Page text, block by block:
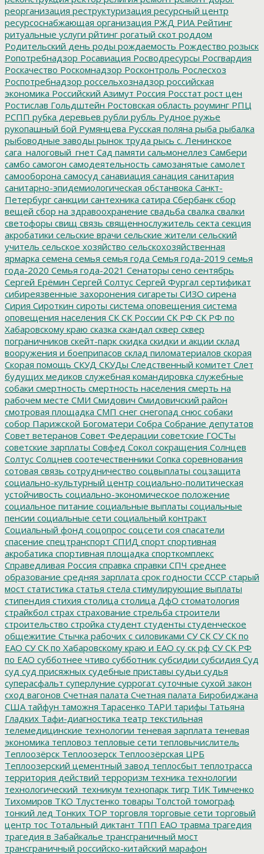
реорганизация реструктуризация ресурсный центр
ресурсоснабжающая организация РЖД РИА Рейтинг
ритуальные услуги рйтинг рогатый скот роддом
Родительский день роды рождаемость Рождество розыск
Ропотребнадзор Росавиация Росводресурсы Росгвардия
Роскачество Роскомнадзор Росконтроль Рослесхоз
Роспотребнадзор россельхознадзор российская
экономика Российский Азимут Россия Росстат рост цен
Ростислав Гольдштейн Ростовская область роуминг РПЦ
РСПП рубка деревьев рубли рубль Рудное ружье
рукопашный бой Румянцева Русская поляна рыба рыбалка
рыбоводные заводы рынок труда рысь с. Ленинское
сага_налоговый_гнет Сад памяти сальмонеллез Самбери
самбо самогон самодеятельность самозанятые самолет
самооборона самосуд санавиация санация санитария
санитарно-эпидемиологическая обстанвока Санкт-
Петербург санкции сантехника сатира Сбербанк сбор
вещей сбор на здравоохранение свадьба свалка свалки
светофоры свищ связь священнослужитель секта секция
акробатики сельские врачи сельские жители сельский
учитель сельское хозяйство сельскохозяйственная
ярмарка семена семья семья года Семья года-2019 семья
года-2020 Семья года-2021 Сенаторы сено сентябрь
Сергей Ерёмин Сергей Солтус Сергей Фургал сертификат
сибиреязвенные захоронения сигареты СИЗО сирена
Сирия Сироткин сироты система оповещения система
оповещения населения СК СК России СК РФ СК РФ по
Хабаровскому краю сказка скандал сквер сквер
пограничников скейт-парк скидка скидки и акции склад
вооружения и боеприпасов склад пиломатериалов скорая
Скорая помощь СКУД СКУДы Следственный комитет Слет
будущих медиков служебная командировка служебные
собаки смертность смертность населения смерть на
рабочем месте СМИ Смидович Смидовичский район
смотровая площадка СМП снег снегопад снюс собаки
собор Парижской Богоматери Собра Собрание депутатов
Совет ветеранов Совет Федерации советские ГОСТы
советские зарплаты Совфед Сокол сокращения Солнцев
Солтус Солцнев соотечественники Сопка соревнования
сотовая связь сотрудничество соцвыплаты соцзащита
социально-культурный центр социально-политическая
устойчивость социально-экономическое положение
социальное питание социальные выплаты социальные
пенсии социальные сети социальный контракт
Социальный фонд соцопрос соцсети соя спасатели
спасение спецтранспорт СПИД спорт спортивная
акробатика спортивная площадка спорткомплекс
Справедливая Россия справка справки СПЧ среднее
образование средняя зарплата срок годности СССР старый
мост статистика статья стела стимулирующие выплаты
стипендия стихия столица столица ДфО стоматология
страйкбол страх страхование стрельба строители
строительство стройка студент студенты студенческое
общежитие Стычка рабочих с силовиками СУ СК СУ СК по
ЕАО СУ СК по Хабаровскому краю и ЕАО су ск рф СУ СК РФ
по ЕАО субботнее чтиво субботник субсидии субсидия Суд
суд суд присяжных судебные приставы судьи судья
суперасфальт суперлуние суррогат суточные сухой закон
сход вагонов Счетная палата Счетная палата Биробиджана
США тайфун таможня Тарасенко ТАРИ тарифы Татьяна
Гладких Тафи-диагностика театр текстильная
телемедицинские технологии теневая зарплата теневая
экономика тепловоз тепловые сети тепловычислитель
Теплоозёрск Теплоозерск Теплоозёрская ЦРБ
Теплоозерский цементный завод теплосбыт теплотрасса
территория действий терроризм техника технологии
технологический_техникум технопарк тигр ТИК Тимченко
Тихомиров ТКО Тлустенко товары Толстой томограф
тонкий лед Тонких ТОР торговля торговые сети торговый
центр тос Тотальный диктант ТПП ЕАО травма трагедия
трагедия в Забайкалье трансграничный мост
трансграничный российско-китайский марафон